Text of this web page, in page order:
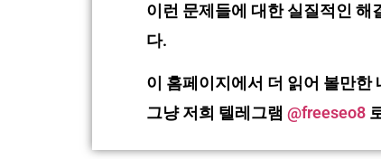
이런 문제들에 대한 실질적인 해
다.
이 홈페이지에서 더 읽어 볼만한
그냥 저희 텔레그램 @freeseo8